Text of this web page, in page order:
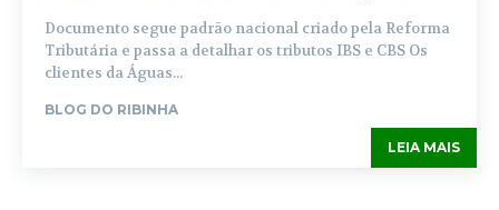
Documento segue padrão nacional criado pela Reforma
Tributária e passa a detalhar os tributos IBS e CBS Os
clientes da Águas...
BLOG DO RIBINHA
LEIA MAIS